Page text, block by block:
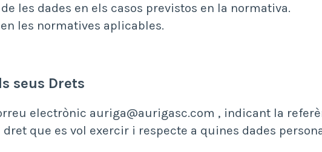
les dades en els casos previstos en la normativa.
les normatives aplicables.
seus Drets
electrònic auriga@aurigasc.com , indicant la
dret que es vol exercir i respecte a quines dades